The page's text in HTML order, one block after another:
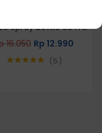
Spray Bottle 30 mL
16.050 Rp 12.990
5